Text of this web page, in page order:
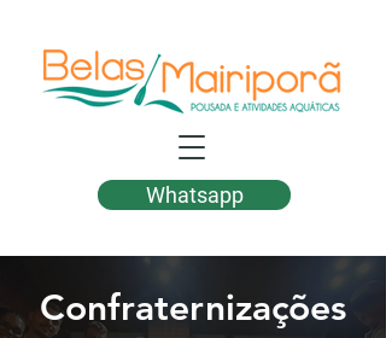
Whatsapp
Confraternizações